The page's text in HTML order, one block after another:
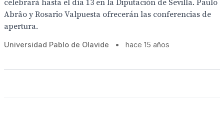
celebrará hasta el día 13 en la Diputación de Sevilla. Paulo
Abrâo y Rosario Valpuesta ofrecerán las conferencias de
apertura.
Universidad Pablo de Olavide • hace 15 años